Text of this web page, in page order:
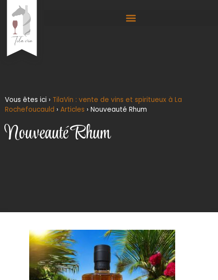
Vous êtes ici › TilaVin : vente de vins et spiritueux à La
Rochefoucauld › Articles › Nouveauté Rhum
Nouveauté Rhum